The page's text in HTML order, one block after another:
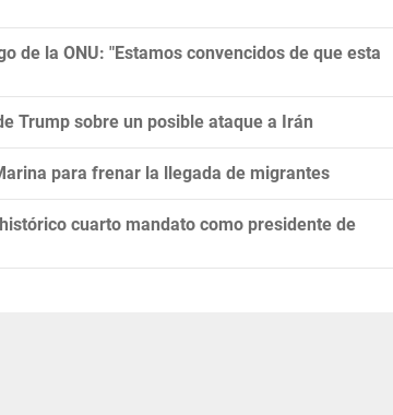
de la ONU: "Estamos convencidos de que esta
Trump sobre un posible ataque a Irán
para frenar la llegada de migrantes
cuarto mandato como presidente de